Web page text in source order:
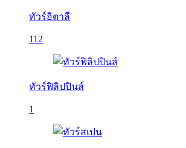
ทัวร์อิตาลี
112
ทัวร์ฟิลิปปินส์
1